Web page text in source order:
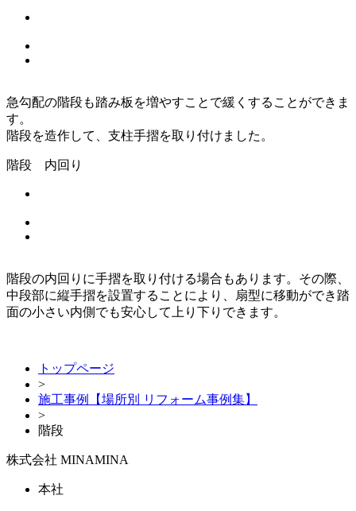
急勾配の階段も踏み板を増やすことで緩くすることができま
す。
階段を造作して、支柱手摺を取り付けました。
階段 内回り
階段の内回りに手摺を取り付ける場合もあります。その際、
中段部に縦手摺を設置することにより、扇型に移動ができ踏
面の小さい内側でも安心して上り下りできます。
トップページ
>
施工事例【場所別 リフォーム事例集】
>
階段
株式会社 MINAMINA
本社